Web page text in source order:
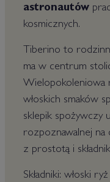
astronautów
kosmicznych.
Tiberino to
ma w centrum
Wielopokoleniowa
włoskich smaków
sklepik spożywczy
rozpoznawalnej na
z prostotą i
Składniki: włoski